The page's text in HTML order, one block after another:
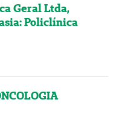
Geral Ltda,
Policlínica